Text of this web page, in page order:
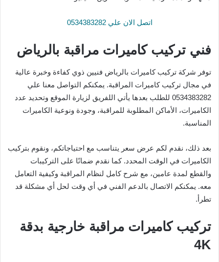
اتصل الان علي 0534383282
فني تركيب كاميرات مراقبة بالرياض
توفر شركة تركيب كاميرات بالرياض فنيين ذوي كفاءة وخبرة عالية
في مجال تركيب كاميرات المراقبة. يمكنكم التواصل معنا علي
0534383282 للطلب بعدها يأتي اللفريق لزيارة الموقع وتحديد عدد
الكاميرات، الأماكن المطلوبة للمراقبة، وجودة ونوعية الكاميرات
المناسبة.
بعد ذلك، نقدم لكم عرض سعر يتناسب مع احتياجاتكم، ونقوم بتركيب
الكاميرات في الوقت المحدد. كما نقدم ضمانًا على التركيبات
والقطع لمدة عامين، مع شرح كامل لنظام المراقبة وكيفية التعامل
معه. يمكنكم الاتصال بالدعم الفني في أي وقت لحل أي مشكلة قد
تطرأ.
تركيب كاميرات مراقبة خارجية بدقة
4K